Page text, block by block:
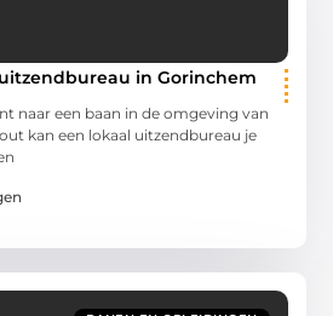
in Gorinchem
naar een baan in de omgeving van
kan een lokaal uitzendbureau je